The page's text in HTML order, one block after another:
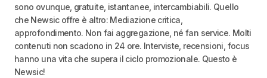
sono ovunque, gratuite, istantanee, intercambiabili. Quello
che Newsic offre è altro: Mediazione critica,
approfondimento. Non fai aggregazione, né fan service. Molti
contenuti non scadono in 24 ore. Interviste, recensioni, focus
hanno una vita che supera il ciclo promozionale. Questo è
Newsic!